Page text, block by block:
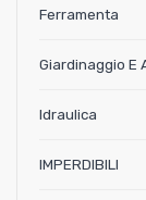
Ferramenta
Giardinaggio E
Idraulica
IMPERDIBILI